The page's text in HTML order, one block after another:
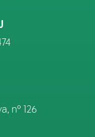
nº 126